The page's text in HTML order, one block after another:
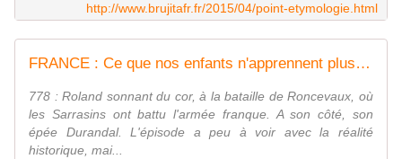
http://www.brujitafr.fr/2015/04/point-etymologie.html
FRANCE : Ce que nos enfants n'apprennent plus au collège .... - MOINS de BIENS PLUS de LIENS
778 : Roland sonnant du cor, à la bataille de Roncevaux, où
les Sarrasins ont battu l'armée franque. A son côté, son
épée Durandal. L'épisode a peu à voir avec la réalité
historique, mai...